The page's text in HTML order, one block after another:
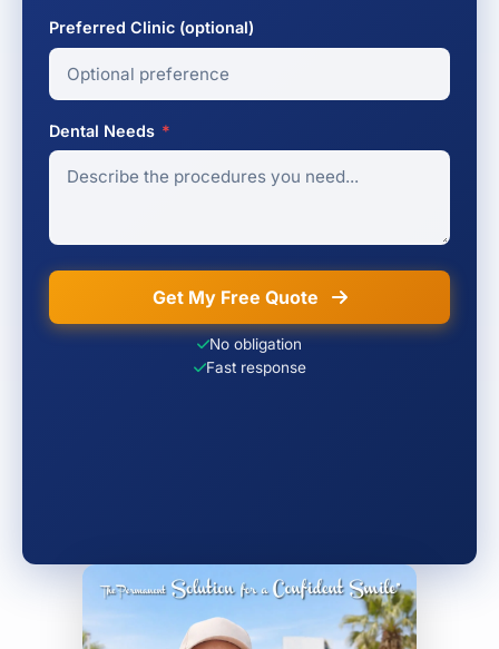
Preferred Clinic (optional)
Dental Needs *
Get My Free Quote
No obligation
Fast response